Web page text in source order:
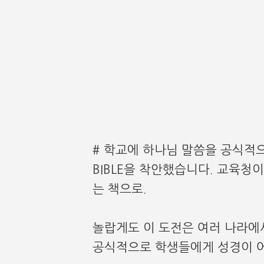
# 학교에 하나님 말씀을 공식적
BIBLE을 착안했습니다. 교육청
는 책으로.
놀랍게도 이 도전은 여러 나라
공식적으로 학생들에게 성경이